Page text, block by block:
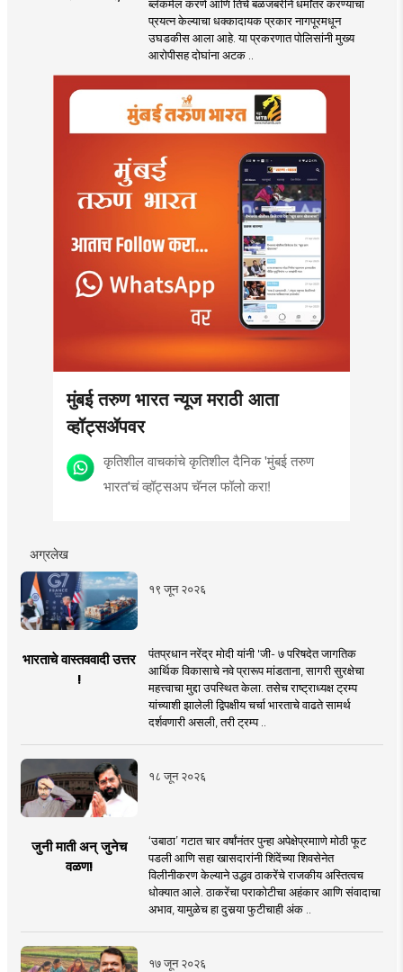
ब्लॅकमेल करणे आणि तिचे बळजबरीने धर्मांतर करण्याचा
प्रयत्न केल्याचा धक्कादायक प्रकार नागपूरमधून
उघडकीस आला आहे. या प्रकरणात पोलिसांनी मुख्य
आरोपीसह दोघांना अटक ..
मुंबई तरुण भारत न्यूज मराठी आता
व्हॉट्सॲपवर
कृतिशील वाचकांचे कृतिशील दैनिक 'मुंबई तरुण
भारत'चं व्हॉट्सअप चॅनल फॉलो करा!
अग्रलेख
१९ जून २०२६
भारताचे वास्तववादी उत्तर
!
पंतप्रधान नरेंद्र मोदी यांनी 'जी- ७ परिषदेत जागतिक
आर्थिक विकासाचे नवे प्रारूप मांडताना, सागरी सुरक्षेचा
महत्त्वाचा मुद्दा उपस्थित केला. तसेच राष्ट्राध्यक्ष ट्रम्प
यांच्याशी झालेली द्विपक्षीय चर्चा भारताचे वाढते सामर्थ
दर्शवणारी असली, तरी ट्रम्प ..
१८ जून २०२६
जुनी माती अन् जुनेच
वळण!
‘उबाठा’ गटात चार वर्षांनंतर पुन्हा अपेक्षेप्रमााणे मोठी फूट
पडली आणि सहा खासदारांनी शिंदेंच्या शिवसेनेत
विलीनीकरण केल्याने उद्धव ठाकरेंचे राजकीय अस्तित्वच
धोक्यात आले. ठाकरेंचा पराकोटीचा अहंकार आणि संवादाचा
अभाव, यामुळेच हा दुसर्‍या फुटीचाही अंक ..
१७ जून २०२६